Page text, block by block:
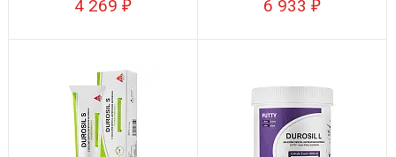
4 269 6 933